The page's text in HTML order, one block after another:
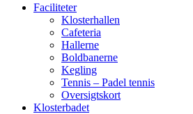
Faciliteter
Klosterhallen
Cafeteria
Hallerne
Boldbanerne
Kegling
Tennis – Padel tennis
Oversigtskort
Klosterbadet